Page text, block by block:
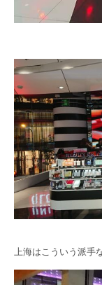
上海はこういう派手